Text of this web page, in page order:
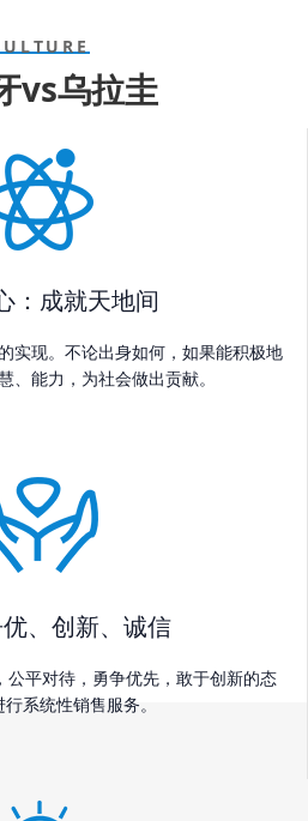
vs乌拉圭
：成就天地间
实现。不论出身如何，如果能积极地
、能力，为社会做出贡献。
、创新、诚信
平对待，勇争优先，敢于创新的态
系统性销售服务。